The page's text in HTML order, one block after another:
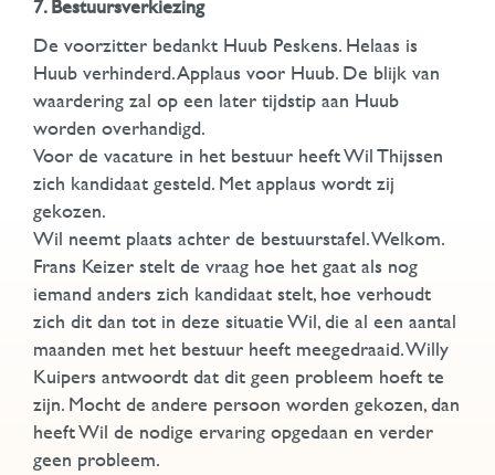
De voorzitter bedankt Huub Peskens. Helaas is
Huub verhinderd. Applaus voor Huub. De blijk van
waardering zal op een later tijdstip aan Huub
worden overhandigd.
Voor de vacature in het bestuur heeft Wil Thijssen
zich kandidaat gesteld. Met applaus wordt zij
gekozen.
Wil neemt plaats achter de bestuurstafel. Welkom.
Frans Keizer stelt de vraag hoe het gaat als nog
iemand anders zich kandidaat stelt, hoe verhoudt
zich dit dan tot in deze situatie Wil, die al een aantal
maanden met het bestuur heeft meegedraaid. Willy
Kuipers antwoordt dat dit geen probleem hoeft te
zijn. Mocht de andere persoon worden gekozen, dan
heeft Wil de nodige ervaring opgedaan en verder
geen probleem.